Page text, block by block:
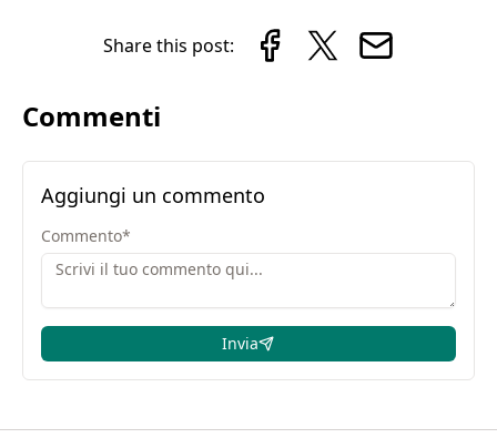
Share this post:
Commenti
Aggiungi un commento
Commento*
Invia